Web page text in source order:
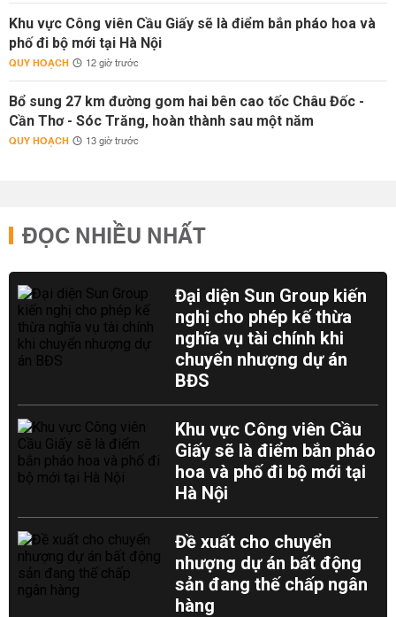
Khu vực Công viên Cầu Giấy sẽ là điểm bắn pháo hoa và
phố đi bộ mới tại Hà Nội
QUY HOẠCH 12 giờ trước
Bổ sung 27 km đường gom hai bên cao tốc Châu Đốc -
Cần Thơ - Sóc Trăng, hoàn thành sau một năm
QUY HOẠCH 13 giờ trước
ĐỌC NHIỀU NHẤT
Đại diện Sun Group kiến
nghị cho phép kế thừa
nghĩa vụ tài chính khi
chuyển nhượng dự án
BĐS
Khu vực Công viên Cầu
Giấy sẽ là điểm bắn pháo
hoa và phố đi bộ mới tại
Hà Nội
Đề xuất cho chuyển
nhượng dự án bất động
sản đang thế chấp ngân
hàng